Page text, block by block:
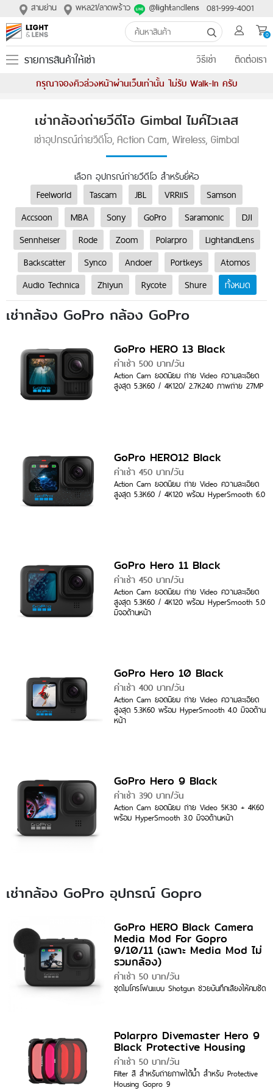
สามย่าน พหล21/ลาดพร้าว @lightandlens 081-999-4001
0
รายการสินค้าให้เช่า วิธีเช่า ติดต่อเรา
กรุณาจองคิวล่วงหน้าผ่านเว็บเท่านั้น ไม่รับ Walk-In ครับ
เช่ากล้องถ่ายวีดีโอ Gimbal ไมค์ไวเลส
เช่าอุปกรณ์ถ่ายวีดีโอ, Action Cam, Wireless, Gimbal
เลือก อุปกรณ์ถ่ายวีดีโอ สำหรับยี่ห้อ
Feelworld
Tascam JBL VRRiiS
Samson
Accsoon
MBA Sony GoPro Saramonic
DJI
Sennheiser
Rode Zoom Polarpro
LightandLens
Backscatter
Synco Andoer Portkeys
Atomos
Audio Technica
Zhiyun Rycote Shure ทั้งหมด
เช่ากล้อง GoPro กล้อง GoPro
GoPro HERO 13 Black
ค่าเช่า 500 บาท/วัน
Action Cam ยอดนิยม ถ่าย Video ความละเอียด
สูงสุด 5.3K60 / 4K120/ 2.7K240 ภาพถ่าย 27MP
GoPro HERO12 Black
ค่าเช่า 450 บาท/วัน
Action Cam ยอดนิยม ถ่าย Video ความละเอียด
สูงสุด 5.3K60 / 4K120 พร้อม HyperSmooth 6.0
GoPro Hero 11 Black
ค่าเช่า 450 บาท/วัน
Action Cam ยอดนิยม ถ่าย Video ความละเอียด
สูงสุด 5.3K60 / 4K120 พร้อม HyperSmooth 5.0
มีจอด้านหน้า
GoPro Hero 10 Black
ค่าเช่า 400 บาท/วัน
Action Cam ยอดนิยม ถ่าย Video ความละเอียด
สูงสุด 5.3K60 พร้อม HyperSmooth 4.0 มีจอด้าน
หน้า
GoPro Hero 9 Black
ค่าเช่า 390 บาท/วัน
Action Cam ยอดนิยม ถ่าย Video 5K30 + 4K60
พร้อม HyperSmooth 3.0 มีจอด้านหน้า
เช่ากล้อง GoPro อุปกรณ์ Gopro
GoPro HERO Black Camera
Media Mod For Gopro
9/10/11 (เฉพาะ Media Mod ไม่
รวมกล้อง)
ค่าเช่า 50 บาท/วัน
ชุดไมโครโฟนแบบ Shotgun ช่วยบันทึกเสียงให้คมชัด
Polarpro Divemaster Hero 9
Black Protective Housing
ค่าเช่า 50 บาท/วัน
Filter สี สำหรับถ่ายภาพใต้น้ำ สำหรับ Protective
Housing Gopro 9